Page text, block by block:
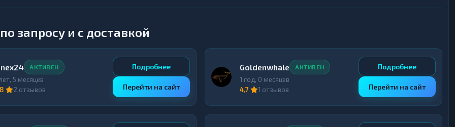
запросу и с доставкой
АКТИВЕН
5 месяцев
2 отзывов
Подробнее
Перейти на сайт
Goldenwhale АКТИВЕН
1 год, 0 месяцев
4,7
1 отзывов
Подробнее
Перейти на сайт